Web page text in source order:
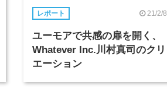
レポート 21/2/8
ユーモアで共感の扉を開く、
Whatever Inc.川村真司のクリ
エーション